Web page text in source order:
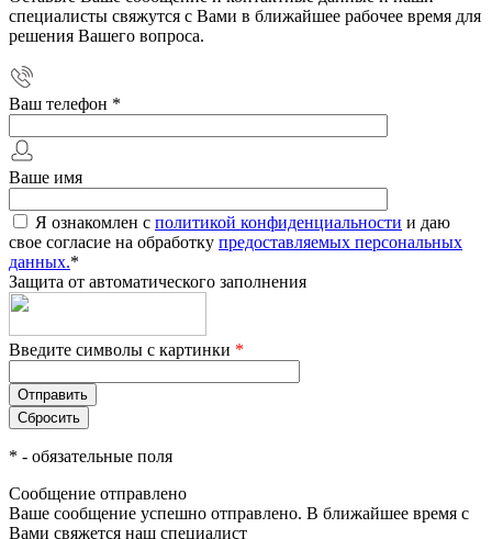
специалисты свяжутся с Вами в ближайшее рабочее время для
решения Вашего вопроса.
Ваш телефон *
Ваше имя
Я ознакомлен с политикой конфиденциальности и даю
свое согласие на обработку предоставляемых персональных
данных.*
Защита от автоматического заполнения
Введите символы с картинки *
* - обязательные поля
Сообщение отправлено
Ваше сообщение успешно отправлено. В ближайшее время с
Вами свяжется наш специалист